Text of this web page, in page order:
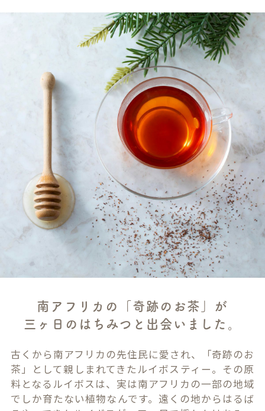
南アフリカの「奇跡のお茶」が
三ヶ日のはちみつと出会いました。
古くから南アフリカの先住民に愛され、「奇跡のお
茶」として親しまれてきたルイボスティー。その原
料となるルイボスは、実は南アフリカの一部の地域
でしか育たない植物なんです。遠くの地からはるば